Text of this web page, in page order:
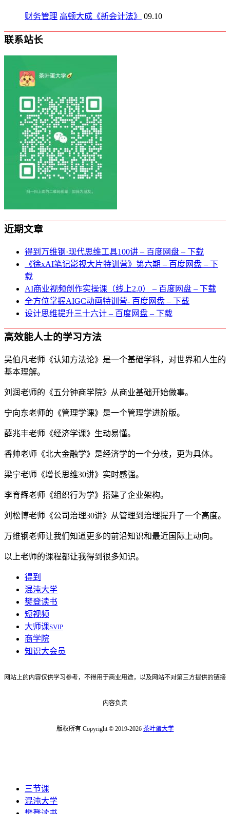
财务管理 高顿大成《新会计法》 09.10
联系站长
近期文章
得到万维钢·现代思维⼯具100讲 – 百度网盘 – 下载
《徐xAI笔记影视大片特训营》第六期 – 百度网盘 – 下
载
AI商业视频创作实操课（线上2.0） – 百度网盘 – 下载
全方位掌握AIGC动画特训营- 百度网盘 – 下载
设计思维提升三十六计 – 百度网盘 – 下载
高效能人士的学习方法
吴伯凡老师《认知方法论》是一个基础学科，对世界和人生的
基本理解。
刘润老师的《五分钟商学院》从商业基础开始做事。
宁向东老师的《管理学课》是一个管理学进阶版。
薛兆丰老师《经济学课》生动易懂。
香帅老师《北大金融学》是经济学的一个分枝，更为具体。
梁宁老师《增长思维30讲》实时感强。
李育辉老师《组织行为学》搭建了企业架构。
刘松博老师《公司治理30讲》从管理到治理提升了一个高度。
万维钢老师让我们知道更多的前沿知识和最近国际上动向。
以上老师的课程都让我得到很多知识。
得到
混沌大学
樊登读书
短视频
大师课SVIP
商学院
知识大会员
网站上的内容仅供学习参考，不得用于商业用途，以及网站不对第三方提供的链接
内容负责
版权所有 Copyright © 2019-2026 茶叶蛋大学
三节课
混沌大学